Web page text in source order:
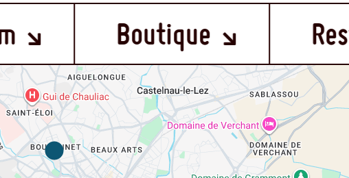
MENU
FOOTER
Boutique